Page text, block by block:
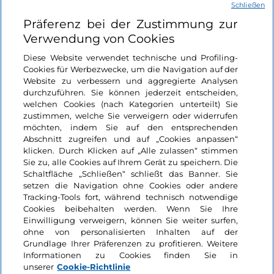
Nützliche Links
Login
Bleiben wir in Kontakt
Präferenz bei der Zustimmung zur
Verwendung von Cookies
Diese Website verwendet technische und Profiling-
Cookies für Werbezwecke, um die Navigation auf der
Website zu verbessern und aggregierte Analysen
durchzuführen. Sie können jederzeit entscheiden,
welchen Cookies (nach Kategorien unterteilt) Sie
zustimmen, welche Sie verweigern oder widerrufen
möchten, indem Sie auf den entsprechenden
Abschnitt zugreifen und auf „Cookies anpassen“
klicken. Durch Klicken auf „Alle zulassen“ stimmen
Sie zu, alle Cookies auf Ihrem Gerät zu speichern. Die
Schaltfläche „Schließen“ schließt das Banner. Sie
setzen die Navigation ohne Cookies oder andere
Tracking-Tools fort, während technisch notwendige
Cookies beibehalten werden. Wenn Sie Ihre
Einwilligung verweigern, können Sie weiter surfen,
ohne von personalisierten Inhalten auf der
Grundlage Ihrer Präferenzen zu profitieren. Weitere
Informationen zu Cookies finden Sie in
unserer Cookie-Richtlinie
Schließen